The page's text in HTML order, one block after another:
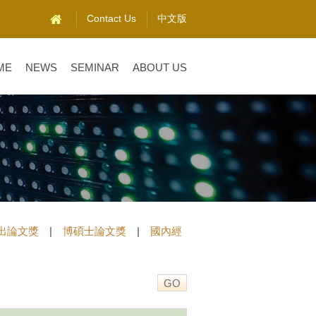
Contact Us 中文版
NEWS SEMINAR ABOUT US
論文獎 | 博碩士論文獎 | 國內經